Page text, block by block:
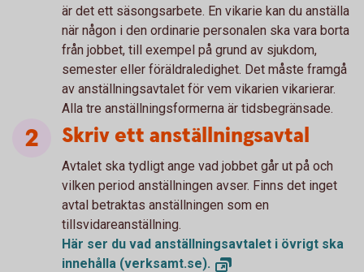
är det ett säsongsarbete. En vikarie kan du anställa
när någon i den ordinarie personalen ska vara borta
från jobbet, till exempel på grund av sjukdom,
semester eller föräldraledighet. Det måste framgå
av anställningsavtalet för vem vikarien vikarierar.
Alla tre anställningsformerna är tidsbegränsade.
Skriv ett anställningsavtal
Avtalet ska tydligt ange vad jobbet går ut på och
vilken period anställningen avser. Finns det inget
avtal betraktas anställningen som en
tillsvidareanställning.
Här ser du vad anställningsavtalet i övrigt ska
innehålla (verksamt.se).